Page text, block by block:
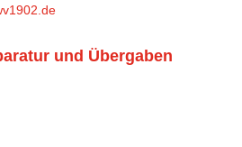
und Übergaben